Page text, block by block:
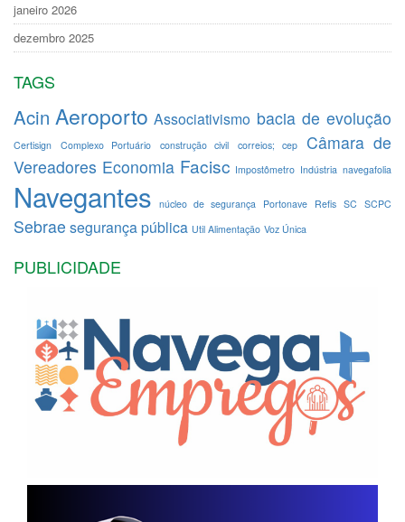
janeiro 2026
dezembro 2025
TAGS
Acin Aeroporto Associativismo bacia de evolução
Certisign Complexo Portuário construção civil correios; cep
Câmara de
Vereadores Economia Facisc Impostômetro Indústria navegafolia
Navegantes núcleo de segurança Portonave Refis SC SCPC
Sebrae segurança pública Util Alimentação Voz Única
PUBLICIDADE